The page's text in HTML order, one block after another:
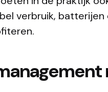
verbruik,